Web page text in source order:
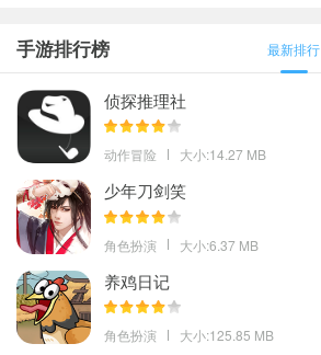
手游排行榜 最新排行
侦探推理社
动作冒险 大小:14.27 MB
少年刀剑笑
角色扮演 大小:6.37 MB
养鸡日记
角色扮演 大小:125.85 MB